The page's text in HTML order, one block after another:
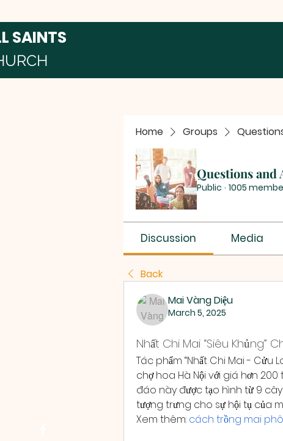
SAINTS
Home Groups
Questions and
Public · 1005
Discussion Media
Back
Mai Vàng Diệu
March 5, 2025
Nhất Chi Mai “Siêu Khủng”
Tác phẩm “Nhất Chi Mai - Cửu
chợ hoa Hà Nội với giá hơn 200
đáo này được tạo hình từ 9
tượng trưng cho sự hội tụ của
Xem thêm: cách trồng mai